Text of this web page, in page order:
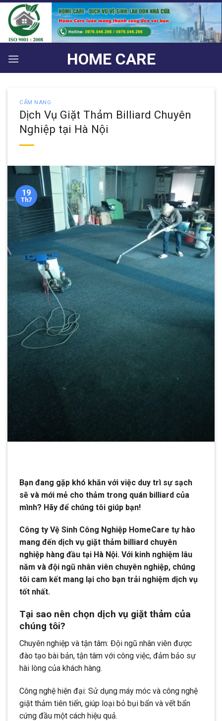
Bỏ
qua
nội
dung
HOME CARE
CẨM NANG
Dịch Vụ Giặt Thảm Billiard Chuyên
Nghiệp tại Hà Nội
19
Th7
Bạn đang gặp khó khăn với việc duy trì sự sạch
sẽ và mới mẻ cho thảm trong quán billiard của
mình? Hãy để chúng tôi giúp bạn!
Công ty Vệ Sinh Công Nghiệp HomeCare tự hào
mang đến dịch vụ giặt thảm billiard chuyên
nghiệp hàng đầu tại Hà Nội. Với kinh nghiệm lâu
năm và đội ngũ nhân viên chuyên nghiệp, chúng
tôi cam kết mang lại cho bạn trải nghiệm dịch vụ
tốt nhất.
Tại sao nên chọn dịch vụ giặt thảm của
chúng tôi?
Chuyên nghiệp và tận tâm: Đội ngũ nhân viên được
đào tạo bài bản, tận tâm với công việc, đảm bảo sự
hài lòng của khách hàng.
Công nghệ hiện đại: Sử dụng máy móc và công nghệ
giặt thảm tiên tiến, giúp loại bỏ bụi bẩn và vết bẩn
cứng đầu một cách hiệu quả.